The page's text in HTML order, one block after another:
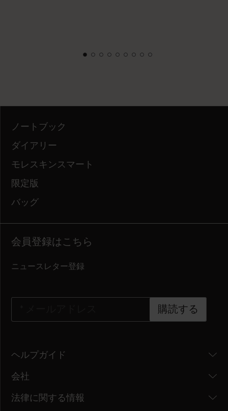
ノートブック
ダイアリー
モレスキンスマート
限定版
バッグ
会員登録はこちら
ニュースレター登録
購読する
ヘルプガイド
会社
法律に関する情報